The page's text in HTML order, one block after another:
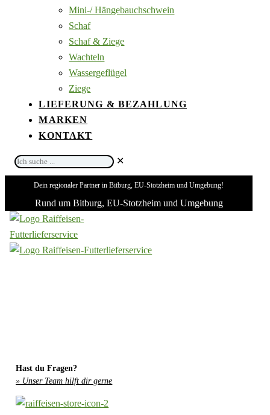
Mini-/ Hängebauchschwein
Schaf
Schaf & Ziege
Wachteln
Wassergeflügel
Ziege
LIEFERUNG & BEZAHLUNG
MARKEN
KONTAKT
Ich
suche
✕
Dein regionaler Partner in Bitburg, EU-Stotzheim und Umgebung!
Rund um Bitburg, EU-Stotzheim und Umgebung
Hast du Fragen?
» Unser Team hilft dir gerne